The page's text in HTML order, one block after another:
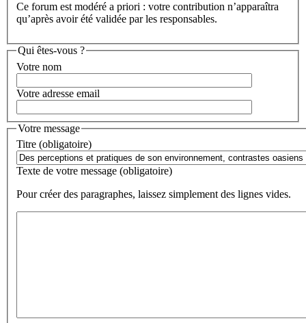
Ce forum est modéré a priori : votre contribution n’apparaîtra
qu’après avoir été validée par les responsables.
Qui êtes-vous ?
Votre nom
Votre adresse email
Votre message
Titre (obligatoire)
Texte de votre message (obligatoire)
Pour créer des paragraphes, laissez simplement des lignes vides.